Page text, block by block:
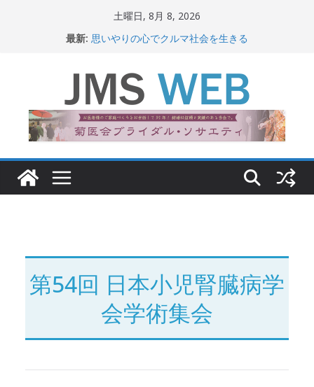
ッ
土曜日, 8月 8, 2026
最新: 思いやりの心でクルマ社会を生きる
関東大震災から100 年
新生ニッポン！
第54回 日本小児腎臓病学
会学術集会